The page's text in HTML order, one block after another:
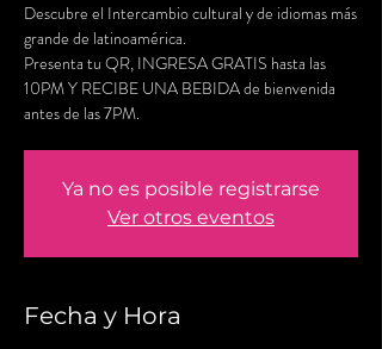
Descubre el Intercambio cultural y de idiomas más
grande de latinoamérica.
Presenta tu QR, INGRESA GRATIS hasta las
10PM Y RECIBE UNA BEBIDA de bienvenida
antes de las 7PM.
Ya no es posible registrarse
Ver otros eventos
Fecha y Hora